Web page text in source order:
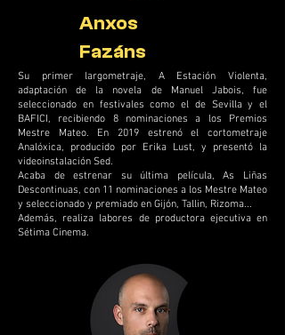
Anxos
Fazáns
Su primer largometraje, A Estación Violenta,
adaptación de la novela de Manuel Jabois, fue
seleccionado en festivales como el de Sevilla y el
BAFICI, recibiendo 8 nominaciones a los Premios
Mestre Mateo. En 2019 estrenó el cortometraje
Analóxica, producido por Erika Lust, y presentó la
videoinstalación Sed.
Acaba de estrenar su última película, As Liñas
Descontinuas, con 11 nominaciones a los Mestre Mateo
y seleccionado y premiado en Gijón, Tallin, Rizoma...
Además, realiza labores de productora ejecutiva en
Sétima Cinema.